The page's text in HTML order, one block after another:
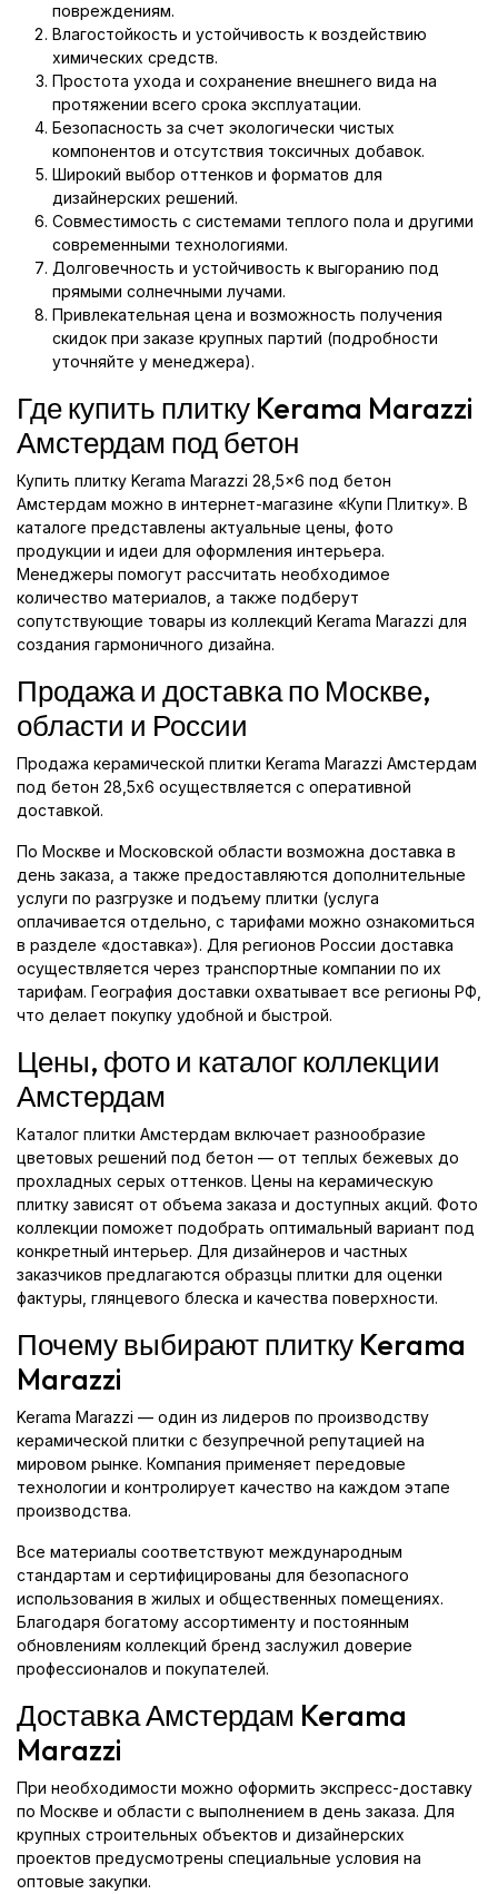
повреждениям.
Влагостойкость и устойчивость к воздействию
химических средств.
Простота ухода и сохранение внешнего вида на
протяжении всего срока эксплуатации.
Безопасность за счет экологически чистых
компонентов и отсутствия токсичных добавок.
Широкий выбор оттенков и форматов для
дизайнерских решений.
Совместимость с системами теплого пола и другими
современными технологиями.
Долговечность и устойчивость к выгоранию под
прямыми солнечными лучами.
Привлекательная цена и возможность получения
скидок при заказе крупных партий (подробности
уточняйте у менеджера).
Где купить плитку Kerama Marazzi
Амстердам под бетон
Купить плитку Kerama Marazzi 28,5x6 под бетон
Амстердам можно в интернет-магазине «Купи Плитку». В
каталоге представлены актуальные цены, фото
продукции и идеи для оформления интерьера.
Менеджеры помогут рассчитать необходимое
количество материалов, а также подберут
сопутствующие товары из коллекций Kerama Marazzi для
создания гармоничного дизайна.
Продажа и доставка по Москве,
области и России
Продажа керамической плитки Kerama Marazzi Амстердам
под бетон 28,5x6 осуществляется с оперативной
доставкой.
По Москве и Московской области возможна доставка в
день заказа, а также предоставляются дополнительные
услуги по разгрузке и подъему плитки (услуга
оплачивается отдельно, с тарифами можно ознакомиться
в разделе «доставка»). Для регионов России доставка
осуществляется через транспортные компании по их
тарифам. География доставки охватывает все регионы РФ,
что делает покупку удобной и быстрой.
Цены, фото и каталог коллекции
Амстердам
Каталог плитки Амстердам включает разнообразие
цветовых решений под бетон — от теплых бежевых до
прохладных серых оттенков. Цены на керамическую
плитку зависят от объема заказа и доступных акций. Фото
коллекции поможет подобрать оптимальный вариант под
конкретный интерьер. Для дизайнеров и частных
заказчиков предлагаются образцы плитки для оценки
фактуры, глянцевого блеска и качества поверхности.
Почему выбирают плитку Kerama
Marazzi
Kerama Marazzi — один из лидеров по производству
керамической плитки с безупречной репутацией на
мировом рынке. Компания применяет передовые
технологии и контролирует качество на каждом этапе
производства.
Все материалы соответствуют международным
стандартам и сертифицированы для безопасного
использования в жилых и общественных помещениях.
Благодаря богатому ассортименту и постоянным
обновлениям коллекций бренд заслужил доверие
профессионалов и покупателей.
Доставка Амстердам Kerama
Marazzi
При необходимости можно оформить экспресс-доставку
по Москве и области с выполнением в день заказа. Для
крупных строительных объектов и дизайнерских
проектов предусмотрены специальные условия на
оптовые закупки.